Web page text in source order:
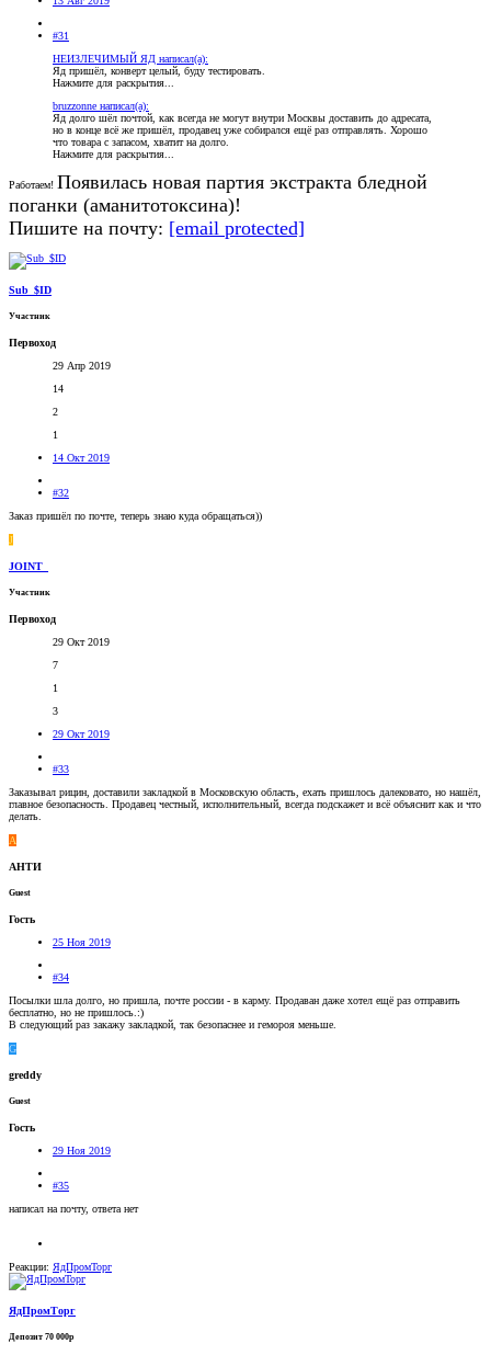
#31
НЕИЗЛЕЧИМЫЙ ЯД написал(а):
Яд пришёл, конверт целый, буду тестировать.
Нажмите для раскрытия...
bruzzonne написал(а):
Яд долго шёл почтой, как всегда не могут внутри Москвы доставить до адресата,
но в конце всё же пришёл, продавец уже собирался ещё раз отправлять. Хорошо
что товара с запасом, хватит на долго.
Нажмите для раскрытия...
Работаем! Появилась новая партия экстракта бледной
поганки (аманитотоксина)!
Пишите на почту: [email protected]
Sub_$ID
Участник
Первоход
29 Апр 2019
14
2
1
14 Окт 2019
#32
Заказ пришёл по почте, теперь знаю куда обращаться))
J
JOINT_
Участник
Первоход
29 Окт 2019
7
1
3
29 Окт 2019
#33
Заказывал рицин, доставили закладкой в Московскую область, ехать пришлось далековато, но нашёл,
главное безопасность. Продавец честный, исполнительный, всегда подскажет и всё объяснит как и что
делать.
А
АНТИ
Guest
Гость
25 Ноя 2019
#34
Посылки шла долго, но пришла, почте россии - в карму. Продаван даже хотел ещё раз отправить
бесплатно, но не пришлось.:)
В следующий раз закажу закладкой, так безопаснее и гемороя меньше.
G
greddy
Guest
Гость
29 Ноя 2019
#35
написал на почту, ответа нет
Реакции: ЯдПромТорг
ЯдПромТорг
Депозит 70 000р